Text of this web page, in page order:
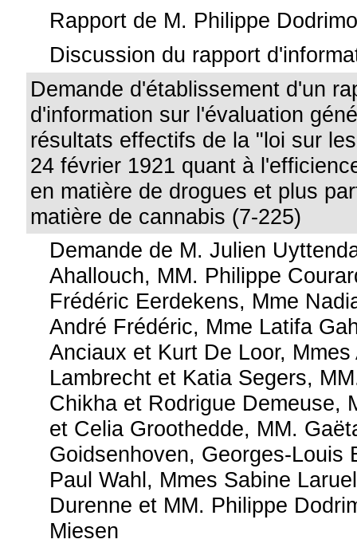
Rapport de M. Philippe
Discussion du rapport
Demande d'établissement d'un
d'information sur l'évaluation
résultats effectifs de la "loi sur
24 février 1921 quant à
en matière de drogues et plus
matière de cannabis (7-225)
Demande de M. Julien
Ahallouch, MM. Philippe
Frédéric Eerdekens, Mme
André Frédéric, Mme Latifa
Anciaux et Kurt De Loor, Mmes
Lambrecht et Katia Segers,
Chikha et Rodrigue Demeuse,
et Celia Groothedde, MM.
Goidsenhoven, Georges-Louis
Paul Wahl, Mmes Sabine
Durenne et MM. Philippe
Miesen